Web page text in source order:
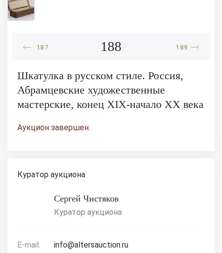
187 188 189
Шкатулка в русском стиле. Россия,
Абрамцевские художественные
мастерские, конец XIX-начало ХХ века
Аукцион завершен.
Куратор аукциона
Сергей Чистяков
Куратор аукциона
E-mail: info@altersauction.ru